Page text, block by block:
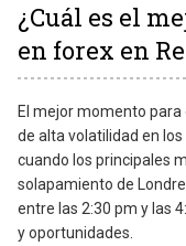
¿Cuál es el
en forex en
El mejor momento
de alta volatilidad en
cuando los principales
solapamiento de
entre las 2:30 pm y las
y oportunidades.